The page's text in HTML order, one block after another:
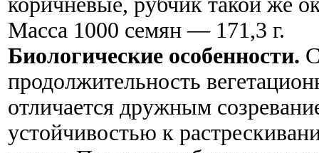
Масса 1000 семян — 171,3 г.
Биологические особенности.
продолжительность
отличается дружным
устойчивостью к